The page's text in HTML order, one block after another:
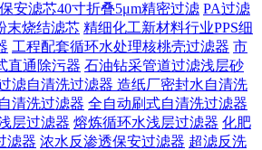
安滤芯40寸折叠5μm精密过滤 PA过滤
末烧结滤芯 精细化工新材料行业PPS细
工程配套循环水处理核桃壳过滤器 市
直通除污器 石油钻采管道过滤浅层砂
滤自清洗过滤器 造纸厂密封水自清洗
清洗过滤器 全自动刷式自清洗过滤器
层过滤器 熔炼循环水浅层过滤器 化肥
滤器 浓水反渗透保安过滤器 超滤反洗